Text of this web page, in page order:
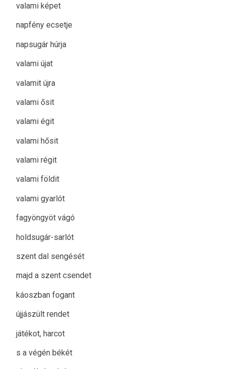
valami képet
napfény ecsetje
napsugár húrja
valami újat
valamit újra
valami ősit
valami égit
valami hősit
valami régit
valami földit
valami gyarlót
fagyöngyöt vágó
holdsugár-sarlót
szent dal sengését
majd a szent csendet
káoszban fogant
újjászült rendet
játékot, harcot
s a végén békét